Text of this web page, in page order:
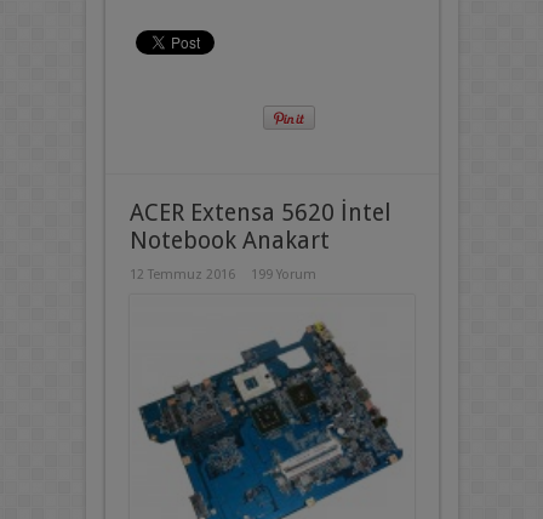
ACER Extensa 5620 İntel
Notebook Anakart
12 Temmuz 2016 199 Yorum